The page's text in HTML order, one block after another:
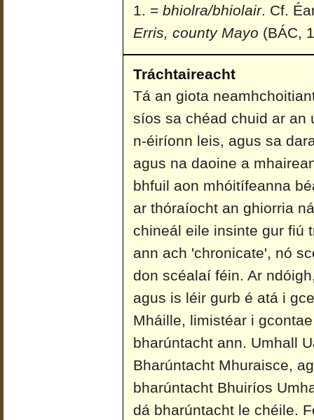
= bhiolra/bhiolair. Cf.
Erris, county Mayo (BÁC,
Tráchtaireacht
Tá an giota
síos sa chéad chuid ar an
n-éiríonn leis, agus sa
agus na daoine a
bhfuil aon mhóitífeanna
ar thóraíocht an ghiorria
chineál eile insinte gur fiú
ann ach 'chronicate', nó
don scéalaí féin. Ar
agus is léir gurb é atá i
Mháille, limistéar i
bharúntacht ann. Umhall
Bharúntacht Mhuraisce,
bharúntacht Bhuiríos
dá bharúntacht le chéile.